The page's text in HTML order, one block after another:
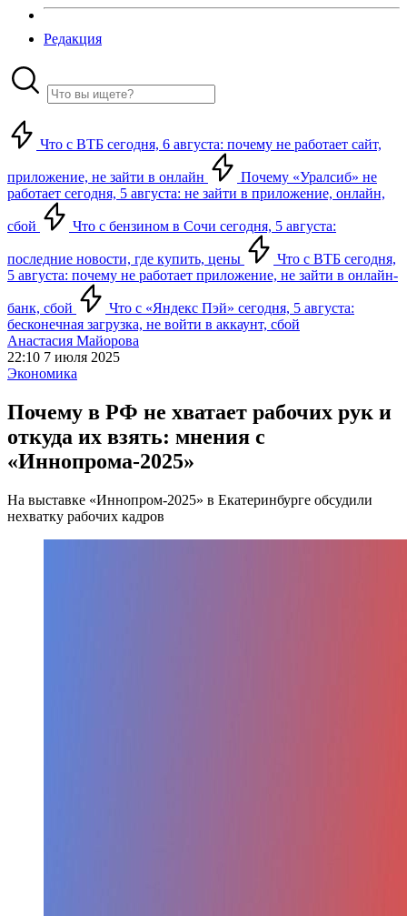
Редакция
Что с ВТБ сегодня, 6 августа: почему не работает сайт,
приложение, не зайти в онлайн
Почему «Уралсиб» не
работает сегодня, 5 августа: не зайти в приложение, онлайн,
сбой Что с бензином в Сочи сегодня, 5 августа:
последние новости, где купить, цены
Что с ВТБ сегодня,
5 августа: почему не работает приложение, не зайти в онлайн-
банк, сбой
Что с «Яндекс Пэй» сегодня, 5 августа:
бесконечная загрузка, не войти в аккаунт, сбой
Анастасия Майорова
22:10 7 июля 2025
Экономика
Почему в РФ не хватает рабочих рук и
откуда их взять: мнения с
«Иннопрома-2025»
На выставке «Иннопром-2025» в Екатеринбурге обсудили
нехватку рабочих кадров